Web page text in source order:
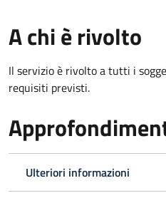
A chi è rivolto
Il servizio è rivolto a tutti i
requisiti previsti.
Ulteriori informazioni